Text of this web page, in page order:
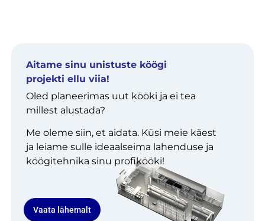
Aitame sinu unistuste köögi
projekti ellu viia!
Oled planeerimas uut kööki ja ei tea
millest alustada?
Me oleme siin, et aidata. Küsi meie käest
ja leiame sulle ideaalseima lahenduse ja
köögitehnika sinu profikööki!
Vaata lähemalt